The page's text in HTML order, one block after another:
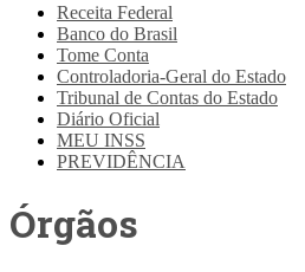
Receita Federal
Banco do Brasil
Tome Conta
Controladoria-Geral do Estado
Tribunal de Contas do Estado
Diário Oficial
MEU INSS
PREVIDÊNCIA
Órgãos